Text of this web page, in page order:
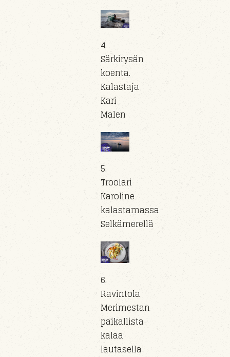
4.
Särkirysän
koenta.
Kalastaja
Kari
Malen
5.
Troolari
Karoline
kalastamassa
Selkämerellä
6.
Ravintola
Merimestan
paikallista
kalaa
lautasella